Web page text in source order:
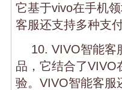
它基于vivo在手机
客服还支持多种支
10. VIVO智能客
品，它结合了VIVO
验。VIVO智能客服